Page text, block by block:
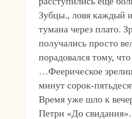
Зубцы., ловя каждый
тумана через плато.
получались просто
порадовался тому,
…Феерическое
минут сорок-
Время уже шло к
Петри «До